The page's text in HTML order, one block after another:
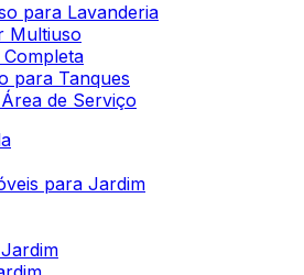
para Lavanderia
Multiuso
para Tanques
de Serviço
para Jardim